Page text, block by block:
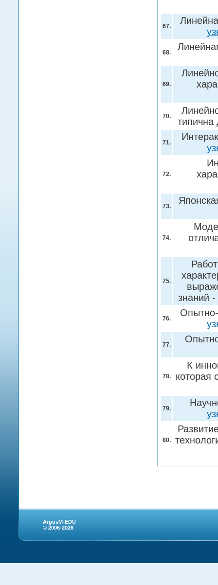
67.
68.
69.
70.
71.
72.
73.
74.
75.
знаний
76.
77.
78.
К
которая
79.
80.
ArgusM-EDU
© 2006-2026